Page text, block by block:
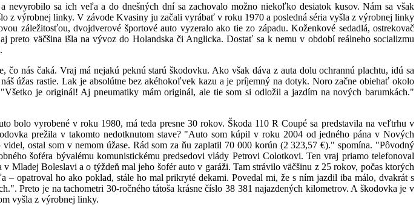
nevyrobilo sa ich veľa a do dnešných dní sa zachovalo možno niekoľko desiatok kusov. Nám sa však
z výrobnej linky. V závode Kvasiny ju začali vyrábať v roku 1970 a posledná séria vyšla z výrobnej linky
záležitosťou, dvojdverové športové auto vyzeralo ako tie zo západu. Koženkové sedadlá, ostrekovač
väčšina išla na vývoz do Holandska či Anglicka. Dostať sa k nemu v období reálneho socializmu
nás čaká. Vraj má nejakú peknú starú škodovku. Ako však dáva z auta dolu ochrannú plachtu, idú sa
úžas rastie. Lak je absolútne bez akéhokoľvek kazu a je príjemný na dotyk. Noro začne obiehať okolo
je originál! Aj pneumatiky mám originál, ale tie som si odložil a jazdím na nových barumkách."
bolo vyrobené v roku 1980, má teda presne 30 rokov. Škoda 110 R Coupé sa predstavila na veľtrhu v
prežila v takomto nedotknutom stave? "Auto som kúpil v roku 2004 od jedného pána v Nových
ostal som v nemom úžase. Rád som za ňu zaplatil 70 000 korún (2 323,57 €)." spomína. "Pôvodný
šoféra bývalému komunistickému predsedovi vlády Petrovi Colotkovi. Ten vraj priamo telefonoval
v Mladej Boleslavi a o týždeň mal jeho šofér auto v garáži. Tam strávilo väčšinu z 25 rokov, počas ktorých
– opatroval ho ako poklad, stále ho mal prikryté dekami. Povedal mi, že s ním jazdil iba málo, dvakrát s
Preto je na tachometri 30-ročného tátoša krásne číslo 38 381 najazdených kilometrov. A škodovka je v
vyšla z výrobnej linky.